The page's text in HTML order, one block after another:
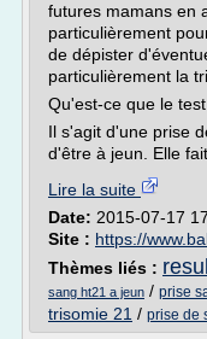
futures mamans en
particulièrement
de dépister
particulièrement la
Qu'est-ce que le
Il s'agit d'une prise
d'être à jeun. Elle
Lire la suite
Date: 2015-07-17
Site : https://
Thèmes liés :
sang ht21 a jeun / prise
trisomie 21 / prise de